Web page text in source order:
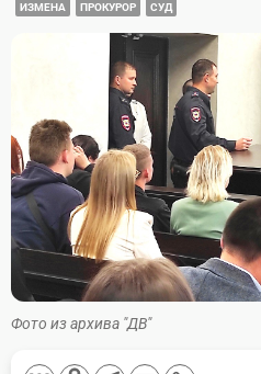
ИЗМЕНА ПРОКУРОР СУД
Фото из архива "ДВ"